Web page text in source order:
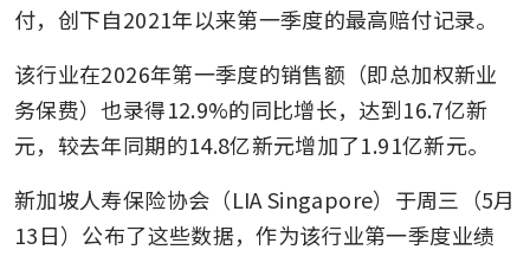
付，创下自2021年以来第一季度的最高赔付记录。
该行业在2026年第一季度的销售额（即总加权新业
务保费）也录得12.9%的同比增长，达到16.7亿新
元，较去年同期的14.8亿新元增加了1.91亿新元。
新加坡人寿保险协会（LIA Singapore）于周三（5月
13日）公布了这些数据，作为该行业第一季度业绩